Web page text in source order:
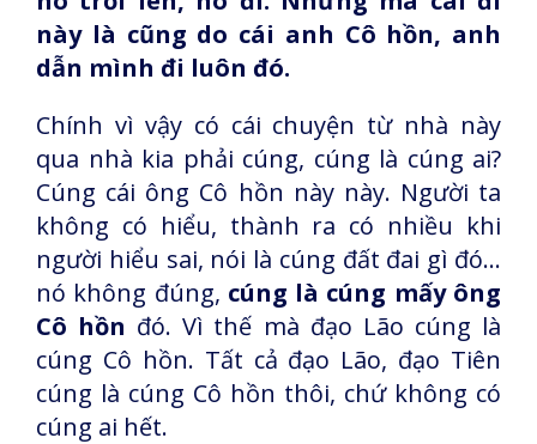
này là cũng do cái anh Cô hồn, anh
dẫn mình đi luôn đó.
Chính vì vậy có cái chuyện từ nhà này
qua nhà kia phải cúng, cúng là cúng ai?
Cúng cái ông Cô hồn này này. Người ta
không có hiểu, thành ra có nhiều khi
người hiểu sai, nói là cúng đất đai gì đó...
nó không đúng, cúng là cúng mấy ông
Cô hồn đó. Vì thế mà đạo Lão cúng là
cúng Cô hồn. Tất cả đạo Lão, đạo Tiên
cúng là cúng Cô hồn thôi, chứ không có
cúng ai hết.